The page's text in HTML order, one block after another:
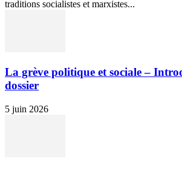
traditions socialistes et marxistes...
La grève politique et sociale –
dossier
5 juin 2026